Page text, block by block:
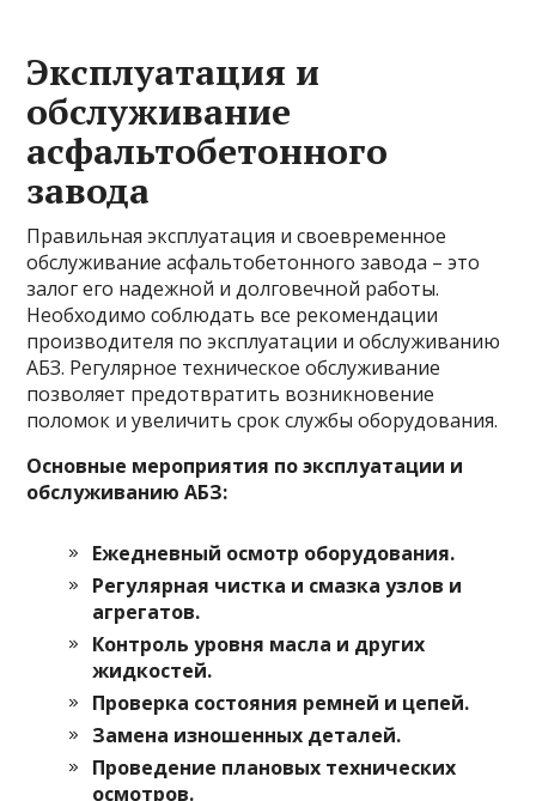
Эксплуатация и
обслуживание
асфальтобетонного
завода
Правильная эксплуатация и своевременное
обслуживание асфальтобетонного завода – это
залог его надежной и долговечной работы.
Необходимо соблюдать все рекомендации
производителя по эксплуатации и обслуживанию
АБЗ. Регулярное техническое обслуживание
позволяет предотвратить возникновение
поломок и увеличить срок службы оборудования.
Основные мероприятия по эксплуатации и
обслуживанию АБЗ:
Ежедневный осмотр оборудования.
Регулярная чистка и смазка узлов и
агрегатов.
Контроль уровня масла и других
жидкостей.
Проверка состояния ремней и цепей.
Замена изношенных деталей.
Проведение плановых технических
осмотров.